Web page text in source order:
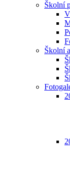
Školní
Školní